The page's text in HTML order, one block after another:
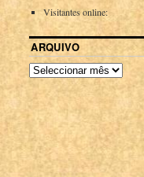
Visitantes online:
ARQUIVO